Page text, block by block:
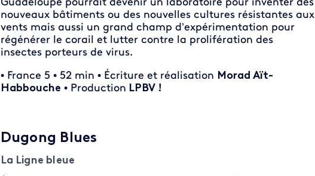
Guadeloupe pourrait devenir un laboratoire pour inventer des
nouveaux bâtiments ou des nouvelles cultures résistantes aux
vents mais aussi un grand champ d’expérimentation pour
régénérer le corail et lutter contre la prolifération des
insectes porteurs de virus.
• France 5 • 52 min • Écriture et réalisation Morad Aït-
Habbouche • Production LPBV !
Dugong Blues
La Ligne bleue